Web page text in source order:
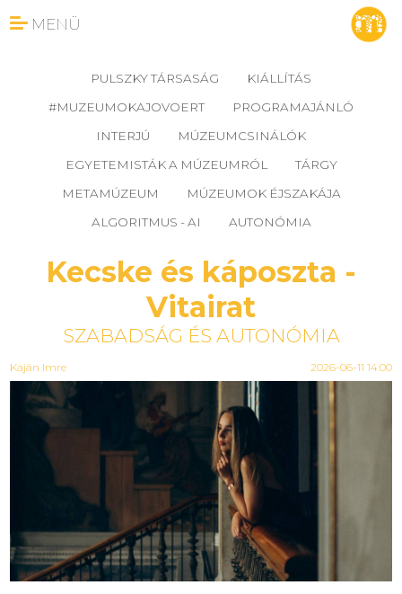
MENÜ
PULSZKY TÁRSASÁG
KIÁLLÍTÁS
#MUZEUMOKAJOVOERT
PROGRAMAJÁNLÓ
INTERJÚ
MÚZEUMCSINÁLÓK
EGYETEMISTÁK A MÚZEUMRÓL
TÁRGY
METAMÚZEUM
MÚZEUMOK ÉJSZAKÁJA
ALGORITMUS - AI
AUTONÓMIA
Kecske és káposzta -
Vitairat
SZABADSÁG ÉS AUTONÓMIA
Kaján Imre 2026-06-11 14:00